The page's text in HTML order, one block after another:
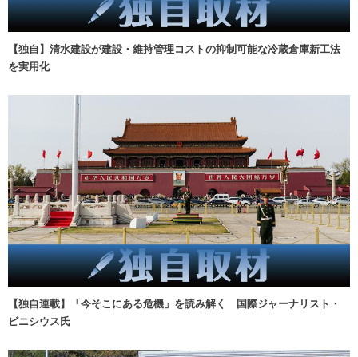
【独自】清水建設が建設・維持管理コストの抑制可能な冷蔵倉庫新工法
を実用化
【独自連載】「今そこにある危機」を読み解く 国際ジャーナリスト・
ビニシウス氏